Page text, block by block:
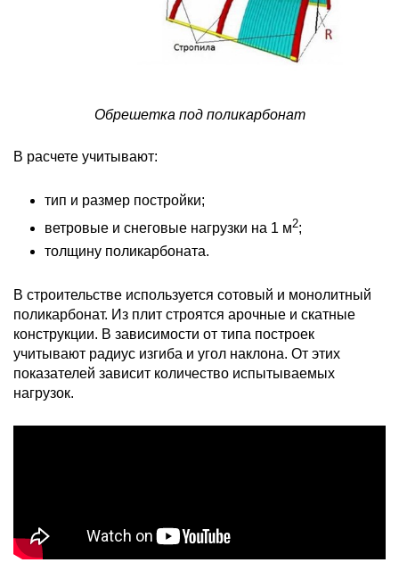
Обрешетка под поликарбонат
В расчете учитывают:
тип и размер постройки;
ветровые и снеговые нагрузки на 1 м2;
толщину поликарбоната.
В строительстве используется сотовый и монолитный
поликарбонат. Из плит строятся арочные и скатные
конструкции. В зависимости от типа построек
учитывают радиус изгиба и угол наклона. От этих
показателей зависит количество испытываемых
нагрузок.